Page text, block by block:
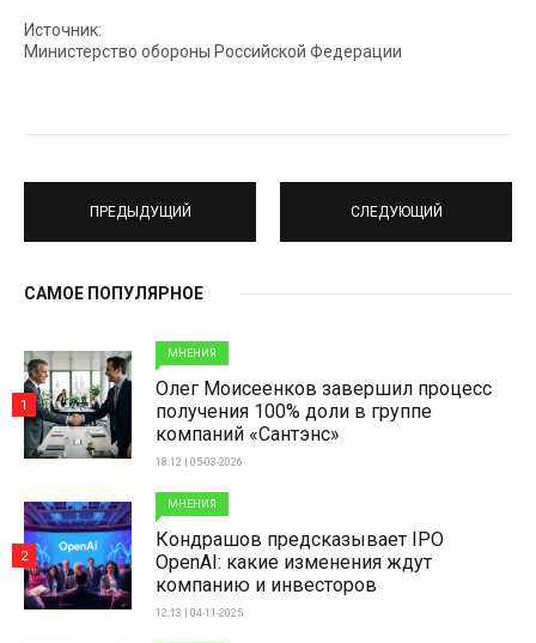
Источник:
Министерство обороны Российской Федерации
ПРЕДЫДУЩИЙ СЛЕДУЮЩИЙ
САМОЕ ПОПУЛЯРНОЕ
МНЕНИЯ
Олег Моисеенков завершил процесс
получения 100% доли в группе
компаний «Сантэнс»
18:12 | 05-03-2026
1
МНЕНИЯ
Кондрашов предсказывает IPO
OpenAI: какие изменения ждут
компанию и инвесторов
12:13 | 04-11-2025
2